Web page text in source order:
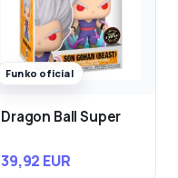
Funko oficial
Dragon Ball Super
39,92 EUR